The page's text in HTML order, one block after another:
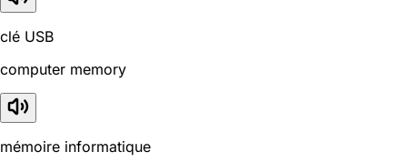
clé USB
computer memory
mémoire informatique